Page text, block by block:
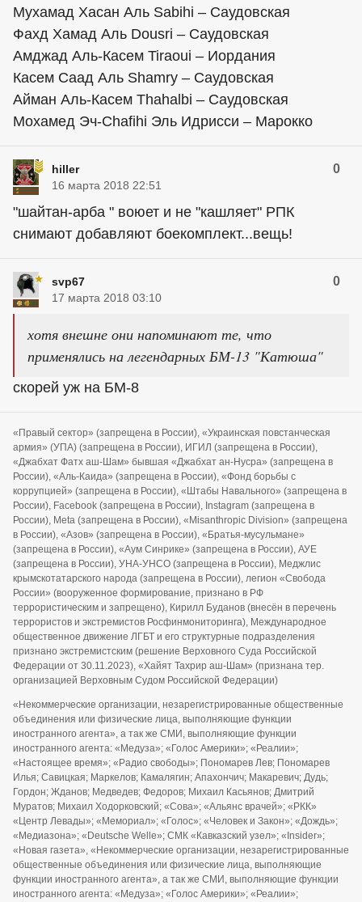
Мухамад Хасан Аль Sabihi – Саудовская
Фахд Хамад Аль Dousri – Саудовская
Амджад Аль-Касем Tiraoui – Иордания
Касем Саад Аль Shamry – Саудовская
Айман Аль-Касем Thahalbi – Саудовская
Мохамед Эч-Chafihi Эль Идрисси – Марокко
hiller 0
16 марта 2018 22:51
"шайтан-арба " воюет и не "кашляет" РПК
снимают добавляют боекомплект...вещь!
svp67 0
17 марта 2018 03:10
хотя внешне они напоминают те, что
применялись на легендарных БМ-13 "Катюша"
скорей уж на БМ-8
«Правый сектор» (запрещена в России), «Украинская повстанческая
армия» (УПА) (запрещена в России), ИГИЛ (запрещена в России),
«Джабхат Фатх аш-Шам» бывшая «Джабхат ан-Нусра» (запрещена в
России), «Аль-Каида» (запрещена в России), «Фонд борьбы с
коррупцией» (запрещена в России), «Штабы Навального» (запрещена в
России), Facebook (запрещена в России), Instagram (запрещена в
России), Meta (запрещена в России), «Misanthropic Division» (запрещена
в России), «Азов» (запрещена в России), «Братья-мусульмане»
(запрещена в России), «Аум Синрике» (запрещена в России), АУЕ
(запрещена в России), УНА-УНСО (запрещена в России), Меджлис
крымскотатарского народа (запрещена в России), легион «Свобода
России» (вооруженное формирование, признано в РФ
террористическим и запрещено), Кирилл Буданов (внесён в перечень
террористов и экстремистов Росфинмониторинга), Международное
общественное движение ЛГБТ и его структурные подразделения
признано экстремистским (решение Верховного Суда Российской
Федерации от 30.11.2023), «Хайят Тахрир аш-Шам» (признана тер.
организацией Верховным Судом Российской Федерации)
«Некоммерческие организации, незарегистрированные общественные
объединения или физические лица, выполняющие функции
иностранного агента», а так же СМИ, выполняющие функции
иностранного агента: «Медуза»; «Голос Америки»; «Реалии»;
«Настоящее время»; «Радио свободы»; Пономарев Лев; Пономарев
Илья; Савицкая; Маркелов; Камалягин; Апахончич; Макаревич; Дудь;
Гордон; Жданов; Медведев; Федоров; Михаил Касьянов; Дмитрий
Муратов; Михаил Ходорковский; «Сова»; «Альянс врачей»; «РКК»
«Центр Левады»; «Мемориал»; «Голос»; «Человек и Закон»; «Дождь»;
«Медиазона»; «Deutsche Welle»; СМК «Кавказский узел»; «Insider»;
«Новая газета», «Некоммерческие организации, незарегистрированные
общественные объединения или физические лица, выполняющие
функции иностранного агента», а так же СМИ, выполняющие функции
иностранного агента: «Медуза»; «Голос Америки»; «Реалии»;